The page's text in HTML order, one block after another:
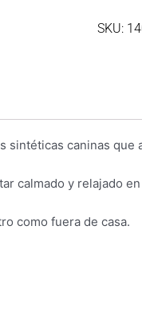
SKU:
sintéticas caninas
calmado y relajado
como fuera de casa.